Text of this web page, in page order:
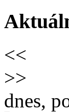
<<
>>
dnes,